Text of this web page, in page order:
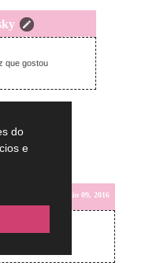
do
e
terça-feira, maio 10, 2016
que gostou
segunda-feira, maio 09, 2016
é muito linda!